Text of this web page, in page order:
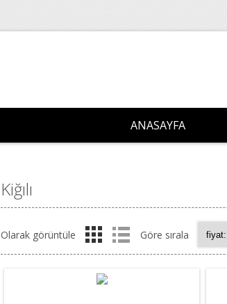
ANASAYFA
Kiğılı
Olarak görüntüle Göre sırala